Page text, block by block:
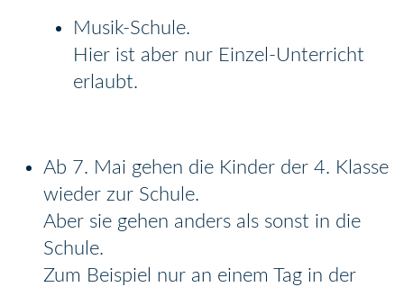
Musik-Schule.
Hier ist aber nur Einzel-Unterricht
erlaubt.
Ab 7. Mai gehen die Kinder der 4. Klasse
wieder zur Schule.
Aber sie gehen anders als sonst in die
Schule.
Zum Beispiel nur an einem Tag in der